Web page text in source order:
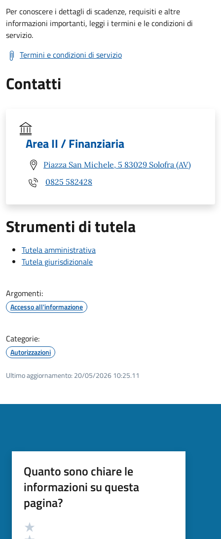
Per conoscere i dettagli di scadenze, requisiti e altre
informazioni importanti, leggi i termini e le condizioni di
servizio.
Termini e condizioni di servizio
Contatti
Area II / Finanziaria
Piazza San Michele, 5 83029 Solofra (AV)
0825 582428
Strumenti di tutela
Tutela amministrativa
Tutela giurisdizionale
Argomenti:
Accesso all'informazione
Categorie:
Autorizzazioni
Ultimo aggiornamento: 20/05/2026 10:25.11
Quanto sono chiare le
informazioni su questa
pagina?
Valutazione